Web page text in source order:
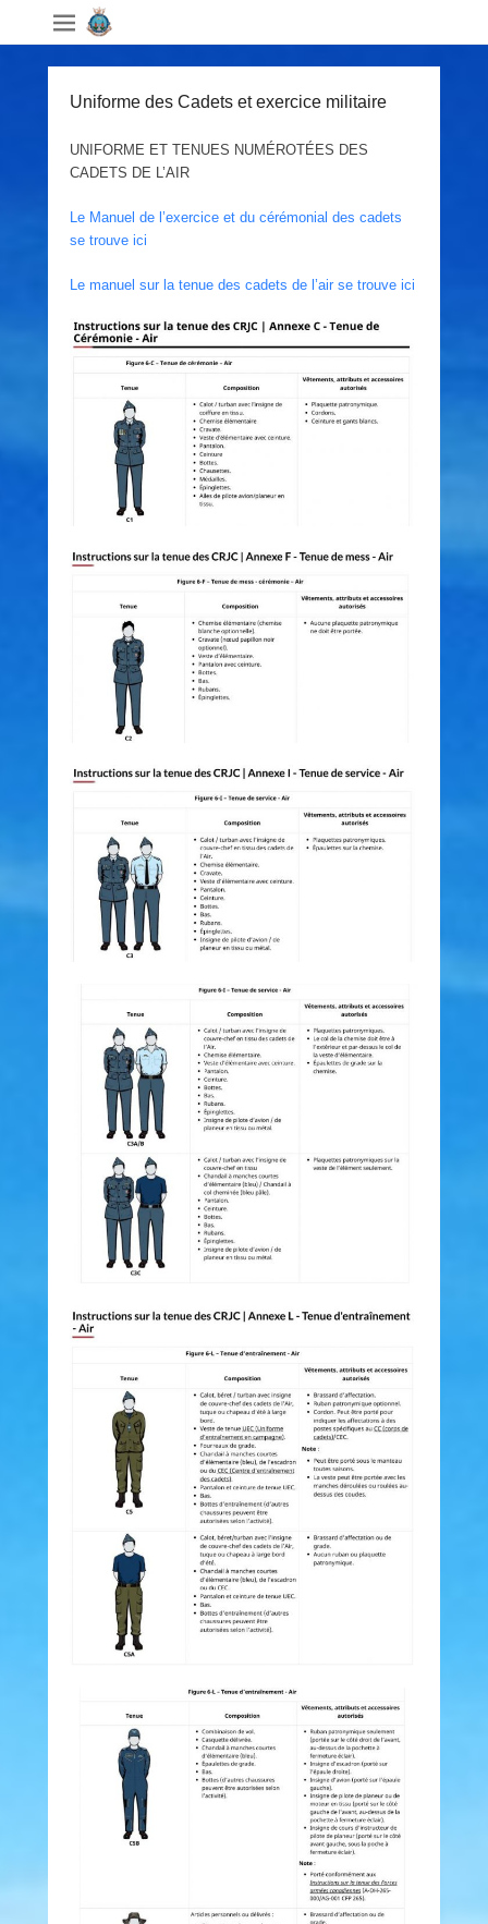
Uniforme des Cadets et exercice militaire
UNIFORME ET TENUES NUMÉROTÉES DES
CADETS DE L’AIR
Le Manuel de l’exercice et du cérémonial des cadets
se trouve ici
Le manuel sur la tenue des cadets de l’air se trouve ici